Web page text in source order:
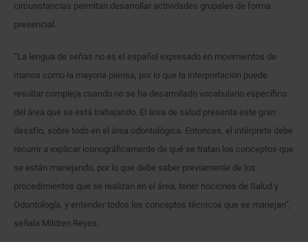
circunstancias permitan desarrollar actividades grupales de forma
presencial.
“La lengua de señas no es el español expresado en movimientos de
manos como la mayoría piensa, por lo que la interpretación puede
resultar compleja cuando no se ha desarrollado vocabulario específico
del área que se está trabajando. El área de salud presenta este gran
desafío, sobre todo en el área odontológica. Entonces, el intérprete debe
recurrir a explicar iconográficamente de qué se tratan los conceptos que
se están manejando, por lo que debe saber previamente de los
procedimientos que se realizan en el área, tener nociones de Salud y
Odontología, y entender todos los conceptos técnicos que se manejan”,
señala Mildren Reyes.